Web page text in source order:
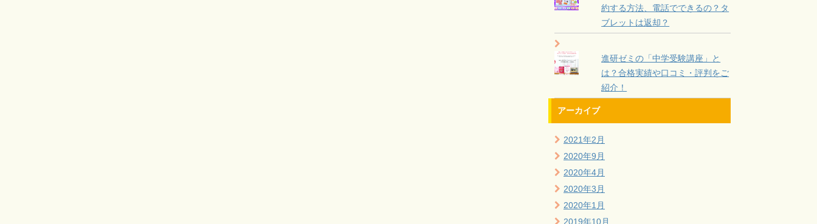
約する方法、電話でできるの？タ
ブレットは返却？
進研ゼミの「中学受験講座」と
は？合格実績や口コミ・評判をご
紹介！
アーカイブ
2021年2月
2020年9月
2020年4月
2020年3月
2020年1月
2019年10月